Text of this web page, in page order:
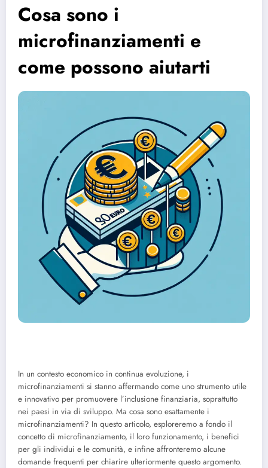
Cosa sono i
microfinanziamenti e
come possono aiutarti
In un contesto economico in continua evoluzione, i
microfinanziamenti si stanno affermando come uno strumento utile
e innovativo per promuovere l’inclusione finanziaria, soprattutto
nei paesi in via di sviluppo. Ma cosa sono esattamente i
microfinanziamenti? In questo articolo, esploreremo a fondo il
concetto di microfinanziamento, il loro funzionamento, i benefici
per gli individui e le comunità, e infine affronteremo alcune
domande frequenti per chiarire ulteriormente questo argomento.